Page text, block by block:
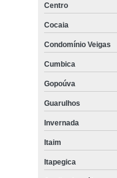
Centro
Cocaia
Condomínio Veigas
Cumbica
Gopoúva
Guarulhos
Invernada
Itaim
Itapegica